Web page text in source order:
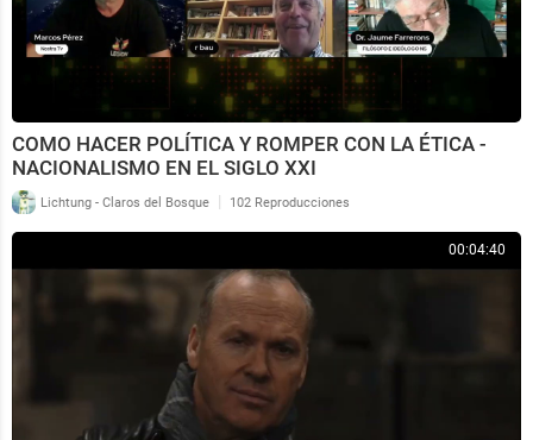
COMO HACER POLÍTICA Y ROMPER CON LA ÉTICA -
NACIONALISMO EN EL SIGLO XXI
Lichtung - Claros del Bosque | 102 Reproducciones
00:04:40